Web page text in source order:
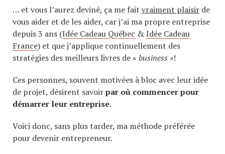
… et vous l’aurez deviné, ça me fait vraiment plaisir de
vous aider et de les aider, car j’ai ma propre entreprise
depuis 3 ans (Idée Cadeau Québec &Idée Cadeau
France) et que j’applique continuellement des
stratégies des meilleurs livres de « business »!
Ces personnes, souvent motivées à bloc avec leur idée
de projet, désirent savoirpar où commencer pour
démarrer leur entreprise.
Voici donc, sans plus tarder, ma méthode préférée
pour devenir entrepreneur.